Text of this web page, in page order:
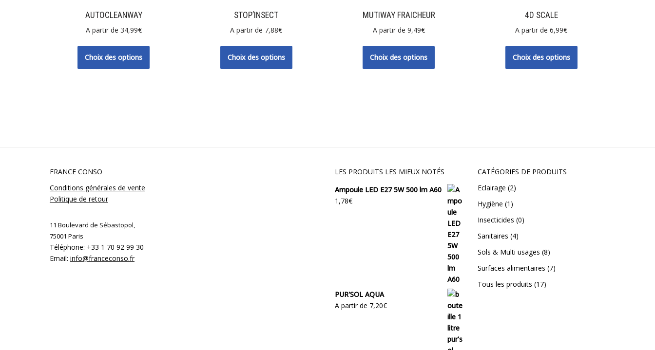
AUTOCLEANWAY
A partir de 34,99€
Choix des options
STOP’INSECT
A partir de 7,88€
Choix des options
MUTIWAY FRAICHEUR
A partir de 9,49€
Choix des options
4D SCALE
A partir de6,99€
Choix des options
FRANCE CONSO
Conditions générales de vente
Politique de retour
11 Boulevard de Sébastopol,
75001 Paris
Téléphone: +33 1 70 92 99 30
Email: info@franceconso.fr
LES PRODUITS LES MIEUX NOTÉS
Ampoule LED E27 5W 500 lm A60
1,78€
PUR'SOL AQUA
A partir de 7,20€
CATÉGORIES DE PRODUITS
Eclairage (2)
Hygiène (1)
Insecticides (0)
Sanitaires (4)
Sols & Multi usages (8)
Surfaces alimentaires (7)
Tous les produits (17)